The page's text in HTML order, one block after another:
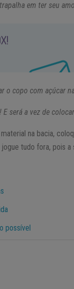
em ter seu
o copo com açúcar
será a vez de
na bacia,
tudo fora, pois
possível